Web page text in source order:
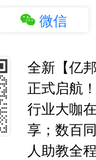
微信
全新【亿
正式启航！
行业大咖
享；数百
人助教全